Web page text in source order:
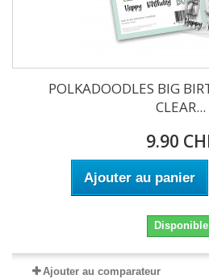
POLKADOODLES BIG
CLEAR...
9.90
Ajouter au panier
Disponible
Ajouter au comparateur